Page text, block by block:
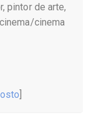
pintor de arte,
cinema